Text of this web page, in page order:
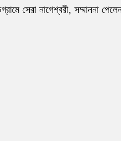
সেরা নাগেশ্বরী, সম্মাননা